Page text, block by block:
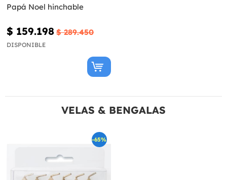
Papá Noel hinchable
$ 159.198 $ 289.450
DISPONIBLE
VELAS & BENGALAS
-65%